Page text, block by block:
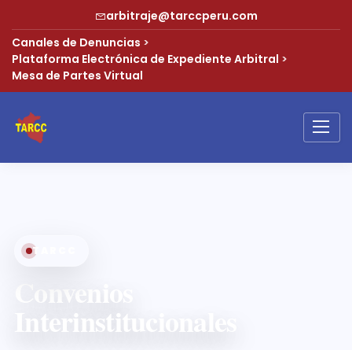
arbitraje@tarccperu.com
Canales de Denuncias >
Plataforma Electrónica de Expediente Arbitral >
Mesa de Partes Virtual
TARCC
Convenios
Interinstitucionales